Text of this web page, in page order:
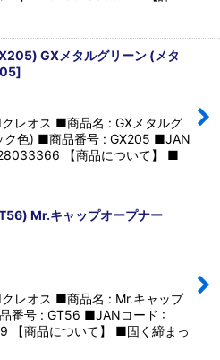
GXメタルグリーン (メタ
]
レオス ■商品名 : GXメタルグ
ク色) ■商品番号 : GX205 ■JAN
【商品について】 ■
Mr.キャップオープナー
レオス ■商品名 : Mr.キャップ
番号 : GT56 ■JANコード :
【商品について】 ■固く締まっ